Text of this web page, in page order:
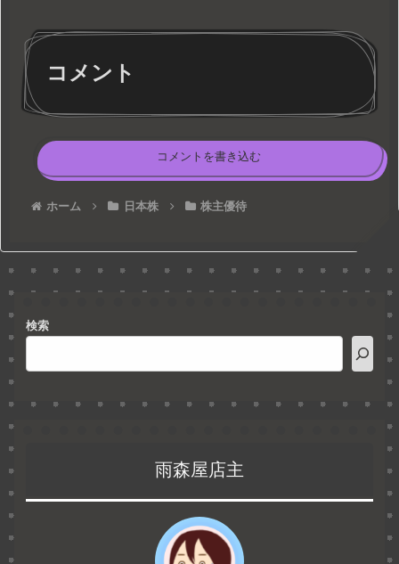
コメント
コメントを書き込む
ホーム 日本株 株主優待
検索
雨森屋店主